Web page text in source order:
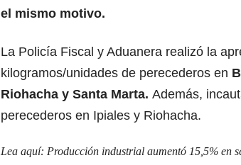
el mismo motivo.
La Policía Fiscal y Aduanera realizó la
kilogramos/unidades de perecederos en
Riohacha y Santa Marta. Además,
perecederos en Ipiales y Riohacha.
Lea aquí: Producción industrial aumentó 15,5% en